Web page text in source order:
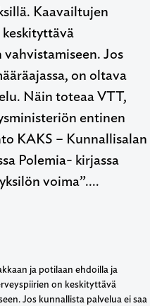
Kaavailtujen
Jos
on oltava
Näin toteaa VTT,
entinen
KAKS – Kunnallisalan
Polemia- kirjassa
voima”.…
ja potilaan ehdoilla ja
on keskityttävä
Jos kunnallista palvelua ei saa